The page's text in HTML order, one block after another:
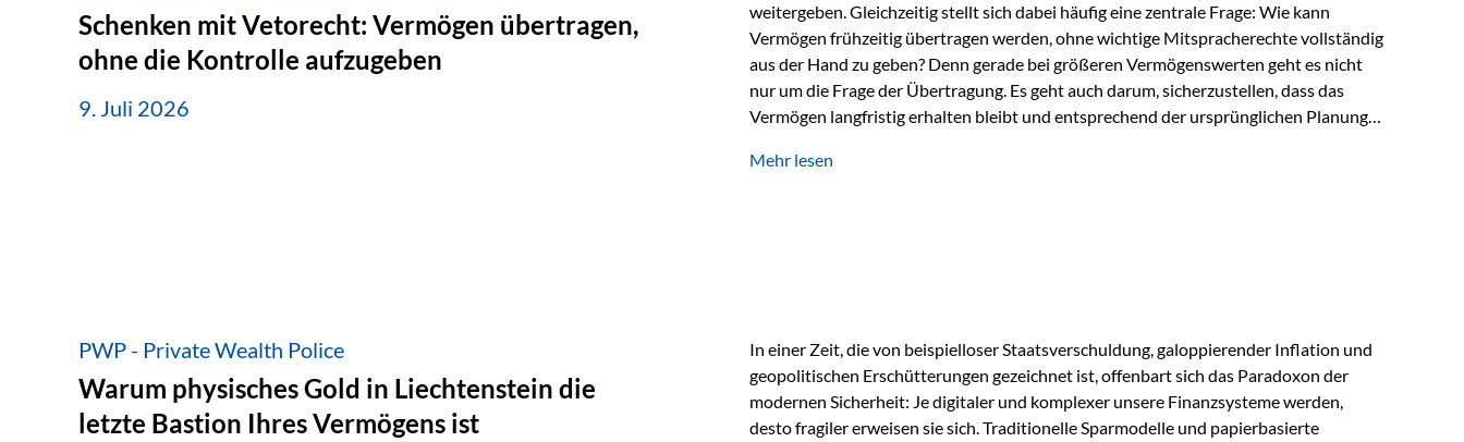
Schenken mit Vetorecht: Vermögen übertragen,
ohne die Kontrolle aufzugeben
9. Juli 2026
weitergeben. Gleichzeitig stellt sich dabei häufig eine zentrale Frage: Wie kann
Vermögen frühzeitig übertragen werden, ohne wichtige Mitspracherechte vollständig
aus der Hand zu geben? Denn gerade bei größeren Vermögenswerten geht es nicht
nur um die Frage der Übertragung. Es geht auch darum, sicherzustellen, dass das
Vermögen langfristig erhalten bleibt und entsprechend der ursprünglichen Planung
Ein Vater schenkt seiner Tochter einen Teil seines Vermögens. Einige Jahre später
Mehr lesen
PWP - Private Wealth Police
Warum physisches Gold in Liechtenstein die
letzte Bastion Ihres Vermögens ist
In einer Zeit, die von beispielloser Staatsverschuldung, galoppierender Inflation und
geopolitischen Erschütterungen gezeichnet ist, offenbart sich das Paradoxon der
modernen Sicherheit: Je digitaler und komplexer unsere Finanzsysteme werden,
desto fragiler erweisen sie sich. Traditionelle Sparmodelle und papierbasierte